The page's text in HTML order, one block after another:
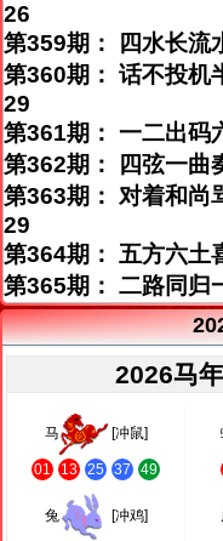
26
第359期： 四水长流
第360期： 话不投机
29
第361期： 一二出码
第362期： 四弦一曲
第363期： 对着和尚
29
第364期： 五方六土
第365期： 二路同归
2026马
马 [冲鼠]
01 13 25 37 49
兔 [冲鸡]